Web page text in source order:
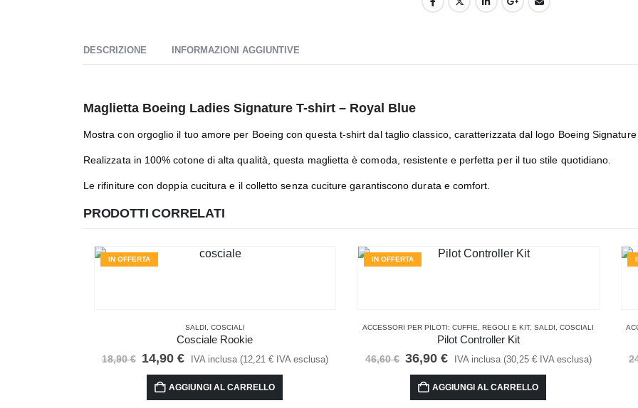
DESCRIZIONE INFORMAZIONI AGGIUNTIVE
Maglietta Boeing Ladies Signature T-shirt – Royal Blue
Mostra con orgoglio il tuo amore per Boeing con questa t-shirt dal taglio classico, caratterizzata dal logo Boeing Signature
Realizzata in 100% cotone di alta qualità, questa maglietta è comoda, resistente e perfetta per il tuo stile quotidiano.
Le rifiniture con doppia cucitura e il colletto senza cuciture garantiscono durata e comfort.
PRODOTTI CORRELATI
IN OFFERTA
SALDI COSCIALI
Cosciale Rookie
18,90€ Il
originale
era:
14,90€Il
attuale
IVA inclusa (12,21€ IVA esclusa)
AGGIUNGI AL CARRELLO
IN OFFERTA
ACCESSORI PER PILOTI: CUFFIE, REGOLI E KIT,SALDI ,COSCIALI
Pilot Controller Kit
46,60€ Il
originale
era:
36,90€Il
attuale
IVA inclusa (30,25€ IVA esclusa)
AGGIUNGI AL CARRELLO